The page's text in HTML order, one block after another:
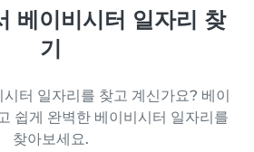
베이비시터 일자리 찾
기
터 일자리를 찾고 계신가요? 베이
쉽게 완벽한 베이비시터 일자리를
찾아보세요.